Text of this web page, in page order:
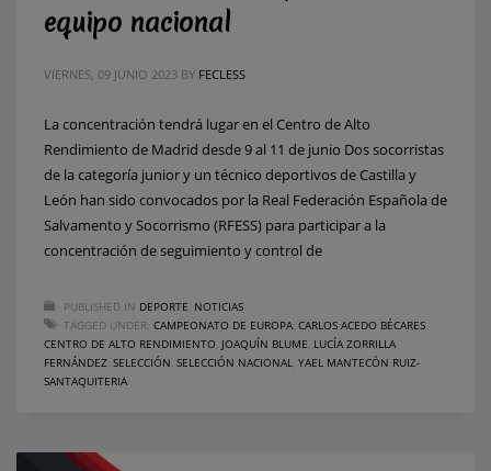
equipo nacional
VIERNES, 09 JUNIO 2023 BY FECLESS
La concentración tendrá lugar en el Centro de Alto
Rendimiento de Madrid desde 9 al 11 de junio Dos socorristas
de la categoría junior y un técnico deportivos de Castilla y
León han sido convocados por la Real Federación Española de
Salvamento y Socorrismo (RFESS) para participar a la
concentración de seguimiento y control de
PUBLISHED IN DEPORTE NOTICIAS
TAGGED UNDER: CAMPEONATO DE EUROPA CARLOS ACEDO BÉCARES
CENTRO DE ALTO RENDIMIENTO JOAQUÍN BLUME LUCÍA ZORRILLA
FERNÁNDEZ SELECCIÓN SELECCIÓN NACIONAL YAEL MANTECÓN RUIZ-
SANTAQUITERIA